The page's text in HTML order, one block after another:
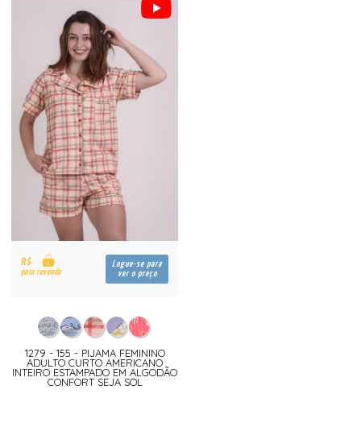
R$
para revenda
Logue-se para
ver o preço
1279 - 155 - PIJAMA FEMININO
ADULTO CURTO AMERICANO
INTEIRO ESTAMPADO EM ALGODÃO
CONFORT SEJA SOL